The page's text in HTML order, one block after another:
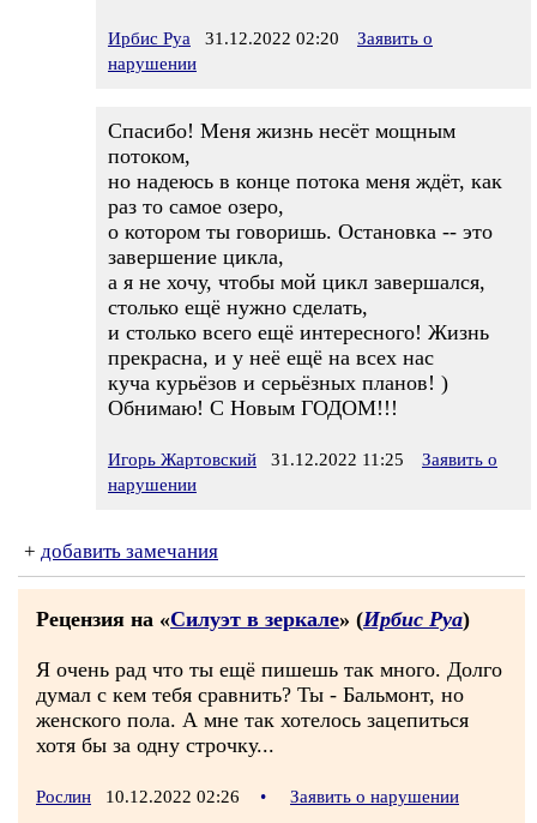
Ирбис Руа 31.12.2022 02:20
Заявить о
нарушении
Спасибо! Меня жизнь несёт мощным
потоком,
но надеюсь в конце потока меня ждёт, как
раз то самое озеро,
о котором ты говоришь. Остановка -- это
завершение цикла,
а я не хочу, чтобы мой цикл завершался,
столько ещё нужно сделать,
и столько всего ещё интересного! Жизнь
прекрасна, и у неё ещё на всех нас
куча курьёзов и серьёзных планов! )
Обнимаю! С Новым ГОДОМ!!!
Игорь Жартовский 31.12.2022 11:25
Заявить о
нарушении
+ добавить замечания
Рецензия на «Силуэт в зеркале» (Ирбис Руа)
Я очень рад что ты ещё пишешь так много. Долго
думал с кем тебя сравнить? Ты - Бальмонт, но
женского пола. А мне так хотелось зацепиться
хотя бы за одну строчку...
Рослин 10.12.2022 02:26 • Заявить о нарушении